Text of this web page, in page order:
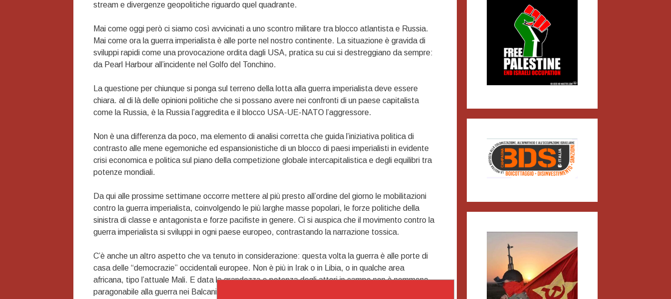
stream e divergenze geopolitiche riguardo quel quadrante.
Mai come oggi però ci siamo così avvicinati a uno scontro militare tra blocco atlantista e Russia.
Mai come ora la guerra imperialista è alle porte nel nostro continente. La situazione è gravida di
sviluppi rapidi come una provocazione ordita dagli USA, pratica su cui si destreggiano da sempre:
da Pearl Harbour all’incidente nel Golfo del Tonchino.
La questione per chiunque si ponga sul terreno della lotta alla guerra imperialista deve essere
chiara. al di là delle opinioni politiche che si possano avere nei confronti di un paese capitalista
come la Russia, è la Russia l’aggredita e il blocco USA-UE-NATO l’aggressore.
Non è una differenza da poco, ma elemento di analisi corretta che guida l’iniziativa politica di
contrasto alle mene egemoniche ed espansionistiche di un blocco di paesi imperialisti in evidente
crisi economica e politica sul piano della competizione globale intercapitalistica e degli equilibri tra
potenze mondiali.
Da qui alle prossime settimane occorre mettere al più presto all’ordine del giorno le mobilitazioni
contro la guerra imperialista, coinvolgendo le più larghe masse popolari, le forze politiche della
sinistra di classe e antagonista e forze pacifiste in genere. Ci si auspica che il movimento contro la
guerra imperialista si sviluppi in ogni paese europeo, contrastando la narrazione tossica.
C’è anche un altro aspetto che va tenuto in considerazione: questa volta la guerra è alle porte di
casa delle “democrazie” occidentali europee. Non è più in Irak o in Libia, o in qualche area
africana, tipo l’attuale Mali. E data la grandezza e potenza degli attori in campo non è nemmeno
paragonabile alla guerra nei Balcani, con l’aggressione della NATO alla Serbia alla fine degli anni